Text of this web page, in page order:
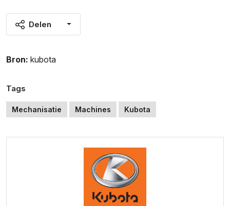
Delen
Bron: kubota
Tags
Mechanisatie Machines Kubota